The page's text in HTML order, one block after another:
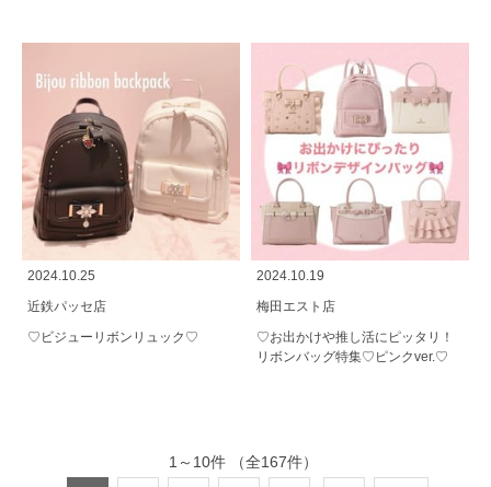
2024.10.25
近鉄パッセ店
♡ビジューリボンリュック♡
2024.10.19
梅田エスト店
♡お出かけや推し活にピッタリ！
リボンバッグ特集♡ピンクver.♡
1 ～ 10件 （全167件）